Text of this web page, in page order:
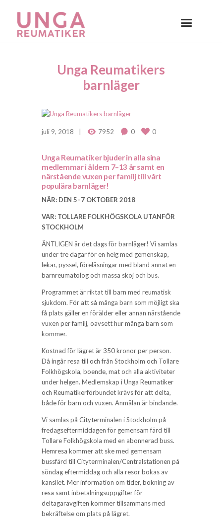
Unga Reumatikers
barnläger
juli 9, 2018 7952 0 0
Unga Reumatiker bjuder in alla sina
medlemmar i åldern 7–13 år samt en
närstående vuxen per familj till vårt
populära barnläger!
NÄR: DEN 5–7 OKTOBER 2018
VAR: TOLLARE FOLKHÖGSKOLA UTANFÖR
STOCKHOLM
ÄNTLIGEN är det dags för barnläger! Vi samlas
under tre dagar för en helg med gemenskap,
lekar, pyssel, föreläsningar med bland annat en
barnreumatolog och massa skoj och bus.
Programmet är riktat till barn med reumatisk
sjukdom. För att så många barn som möjligt ska
få plats gäller en förälder eller annan närstående
vuxen per familj, oavsett hur många barn som
kommer.
Kostnad för lägret är 350 kronor per person.
Då ingår resa till och från Stockholm och Tollare
Folkhögskola, boende, mat och alla aktiviteter
under helgen. Medlemskap i Unga Reumatiker
och Reumatikerförbundet krävs för att delta,
både för barn och vuxen. Anmälan är bindande.
Vi samlas på Cityterminalen i Stockholm på
fredagseftermiddagen för gemensam färd till
Tollare Folkhögskola med en abonnerad buss.
Hemresa kommer att ske med gemensam
bussfärd till Cityterminalen/Centralstationen på
söndag eftermiddag och alla resor bokas av
kansliet. Mer information om tider, bokning av
resa samt inbetalningsuppgifter för
deltagaravgiften kommer tillsammans med
bekräftelse om plats på lägret.